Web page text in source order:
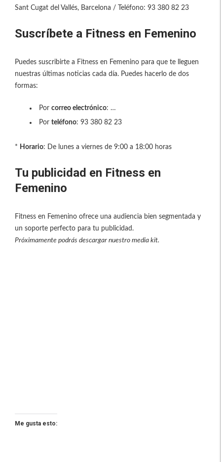
Sant Cugat del Vallés, Barcelona / Teléfono: 93 380 82 23
Suscríbete a Fitness en Femenino
Puedes suscribirte a Fitness en Femenino para que te lleguen
nuestras últimas noticias cada día. Puedes hacerlo de dos
formas:
Por correo electrónico: …
Por teléfono: 93 380 82 23
* Horario: De lunes a viernes de 9:00 a 18:00 horas
Tu publicidad en Fitness en
Femenino
Fitness en Femenino ofrece una audiencia bien segmentada y
un soporte perfecto para tu publicidad.
Próximamente podrás descargar nuestro media kit.
Me gusta esto: